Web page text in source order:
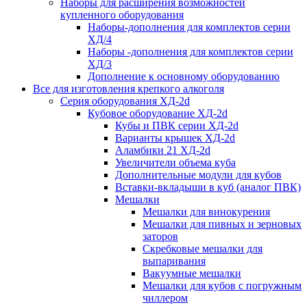
купленного оборудования
Наборы-дополнения для комплектов серии
ХД/4
Наборы -дополнения для комплектов серии
ХД/3
Дополнение к основному оборудованию
Все для изготовления крепкого алкоголя
Серия оборудования ХД-2d
Кубовое оборудование ХД-2d
Кубы и ПВК серии ХД-2d
Варианты крышек ХД-2d
Аламбики 21 ХД-2d
Увеличители объема куба
Дополнительные модули для кубов
Вставки-вкладыши в куб (аналог ПВК)
Мешалки
Мешалки для винокурения
Мешалки для пивных и зерновых
заторов
Скребковые мешалки для
выпаривания
Вакуумные мешалки
Мешалки для кубов с погружным
чиллером